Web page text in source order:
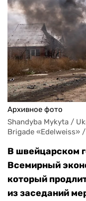
Архивное фото
Shandyba Mykyta /
Brigade «Edelweiss»
В швейцарском
Всемирный
который
из заседаний